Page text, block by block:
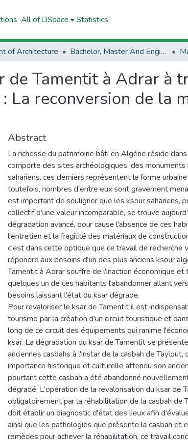
All of DSpace Statistics
of Architecture Bachelor, Master And Engineer (Architecture)
de Tamentit à Adrar à
La reconversion de la
Abstract
La richesse du patrimoine bâti en Algérie réside
comporte des sites archéologiques, des
sahariens, ces derniers représentent la forme
toutefois, nombres d'entre eux sont gravement
est important de souligner que les ksour sahariens,
collectif d'une valeur incomparable, se trouve
dégradation avancé, pour cause l'absence de ces
l'entretien et la fragilité des matériaux de
c'est dans cette optique que ce travail de recherche
répondre aux besoins d'un des plus anciens ksour
Tamentit à Adrar souffre de l'inaction économique et
quelques un de ces habitants l'abandonner allant
besoins laissant l'état du ksar dégrade.
Pour revaloriser le ksar de Tamentit il est
tourisme par la création d'un circuit touristique et
long de ce circuit des équipements qui ranime
ksar. La dégradation du ksar de Tamentit se
anciennes casbahs à l'instar de la casbah de Taylout,
importance historique et culturelle attendu son
pourtant cette casbah a été abandonné
dégradé. L'opération de la revalorisation du ksar de
obligatoirement par la réhabilitation de la casbah de
doit établir un diagnostic d'état des lieux afin
ainsi que les pathologies que présente la casbah et
remèdes pour achever la réhabilitation, ce travail